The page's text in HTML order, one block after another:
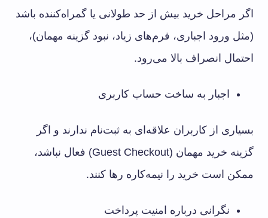
اگر مراحل خرید بیش از حد طولانی یا گمراه‌کننده باشد
(مثل ورود اجباری، فرم‌های زیاد، نبود گزینه مهمان)،
احتمال انصراف بالا می‌رود.
اجبار به ساخت حساب کاربری
بسیاری از کاربران علاقه‌ای به ثبت‌نام ندارند و اگر
گزینه خرید مهمان (Guest Checkout) فعال نباشد،
ممکن است خرید را نیمه‌کاره رها کنند.
نگرانی درباره امنیت پرداخت